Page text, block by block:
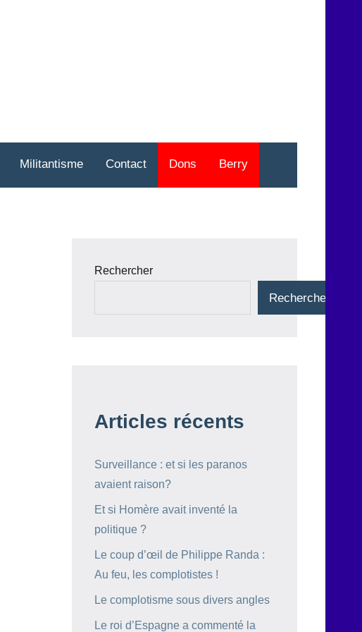
Militantisme Contact Dons Berry
Rechercher
Rechercher
Articles récents
Surveillance : et si les paranos
avaient raison?
Et si Homère avait inventé la
politique ?
Le coup d’œil de Philippe Randa :
Au feu, les complotistes !
Le complotisme sous divers angles
Le roi d’Espagne a commenté la